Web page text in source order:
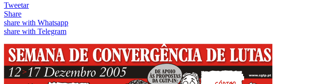
Tweetar
Share
share with Whatsapp
share with Telegram